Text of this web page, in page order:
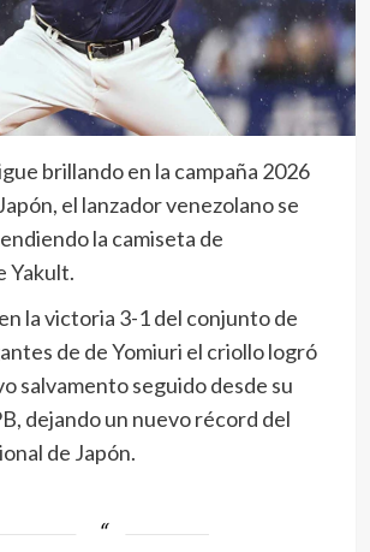
brillando en la campaña 2026
el lanzador venezolano se
la camiseta de
Yakult.
la victoria 3-1 del conjunto de
de de Yomiuri el criollo logró
salvamento seguido desde su
dejando un nuevo récord del
de Japón.